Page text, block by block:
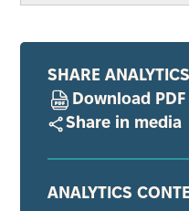
SHARE ANALYTICS
Download PDF
Share in media
ANALYTICS